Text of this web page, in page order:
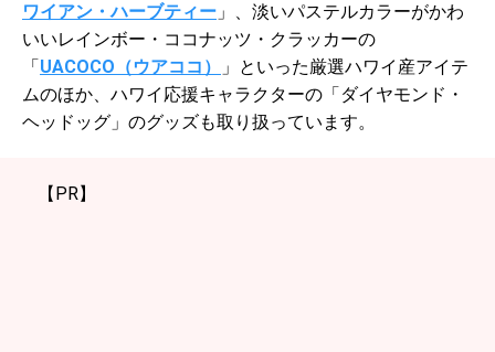
ワイアン・ハーブティー 」、淡いパステルカラーがかわ
いいレインボー・ココナッツ・クラッカーの
「UACOCO（ウアココ） 」 といった厳選ハワイ産アイテ
ムのほか、 ハワイ応援キャラクターの「ダイヤモンド・
ヘッドッグ」のグッズも取り扱っています。
【PR】